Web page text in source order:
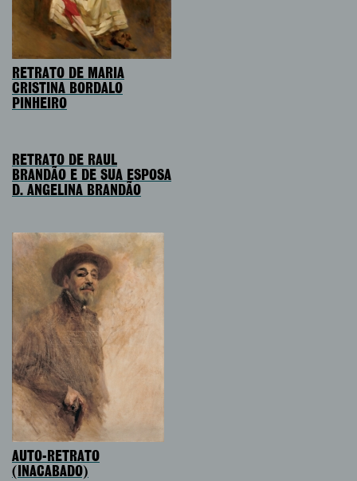
RETRATO DE MARIA
CRISTINA BORDALO
PINHEIRO
RETRATO DE RAUL
BRANDÃO E DE SUA ESPOSA
D. ANGELINA BRANDÃO
AUTO-RETRATO
(INACABADO)